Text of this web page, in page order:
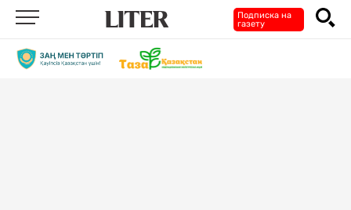
Подписка на
газету